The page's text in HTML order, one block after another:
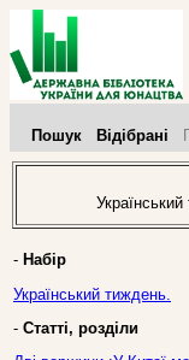
Пошук Відібрані
- Набір
Український тиждень.
- Статті, розділи